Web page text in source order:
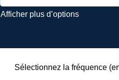
Afficher plus d’options
Sélectionnez la fréquence